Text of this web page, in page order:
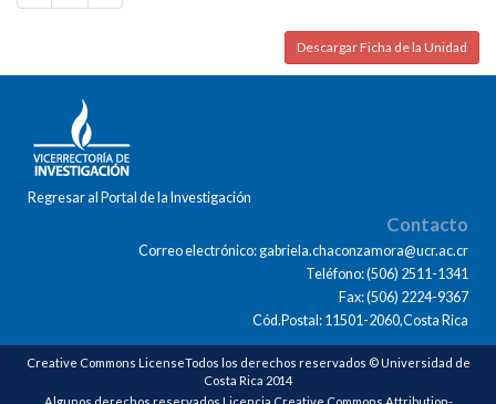
Descargar Ficha de la Unidad
Regresar al Portal de la Investigación
Contacto
Correo electrónico: gabriela.chaconzamora@ucr.ac.cr
Teléfono: (506) 2511-1341
Fax: (506) 2224-9367
Cód.Postal: 11501-2060,Costa Rica
Creative Commons LicenseTodos los derechos reservados © Universidad de
Costa Rica 2014